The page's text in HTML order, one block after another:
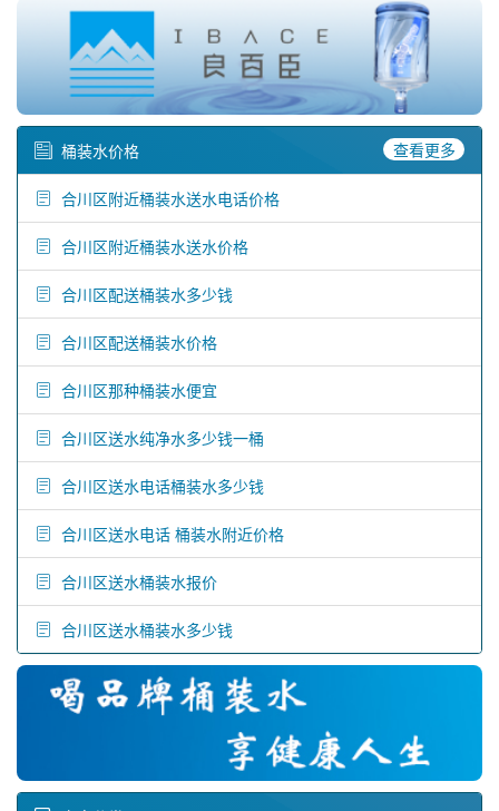
桶装水价格 查看更多
合川区附近桶装水送水电话价格
合川区附近桶装水送水价格
合川区配送桶装水多少钱
合川区配送桶装水价格
合川区那种桶装水便宜
合川区送水纯净水多少钱一桶
合川区送水电话桶装水多少钱
合川区送水电话 桶装水附近价格
合川区送水桶装水报价
合川区送水桶装水多少钱